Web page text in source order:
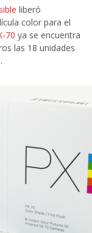
liberó
color para el
70 ya se encuentra
las 18 unidades